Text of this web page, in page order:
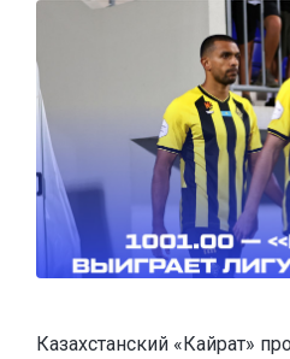
Казахстанский «Кайрат»